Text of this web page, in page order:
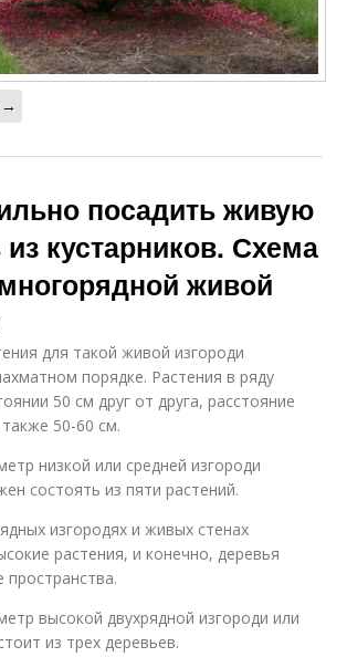
→
посадить живую
из кустарников. Схема
живой
для такой живой изгороди
порядке. Растения в ряду
50 см друг от друга, расстояние
50-60 см.
низкой или средней изгороди
состоять из пяти растений.
изгородях и живых стенах
растения, и конечно, деревья
высокой двухрядной изгороди или
из трех деревьев.